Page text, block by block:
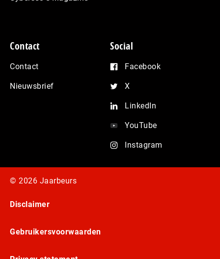
Contact
Contact
Nieuwsbrief
Social
Facebook
X
LinkedIn
YouTube
Instagram
© 2026 Jaarbeurs
Disclaimer
Gebruikersvoorwaarden